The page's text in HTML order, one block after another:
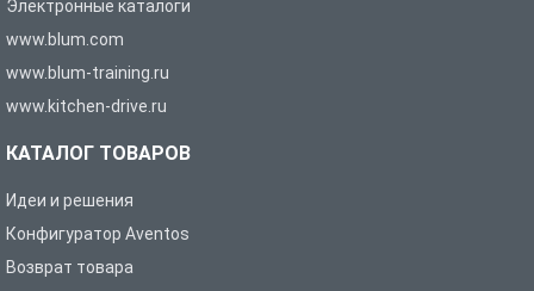
Электронные каталоги
www.blum.com
www.blum-training.ru
www.kitchen-drive.ru
КАТАЛОГ ТОВАРОВ
Идеи и решения
Конфигуратор Aventos
Возврат товара